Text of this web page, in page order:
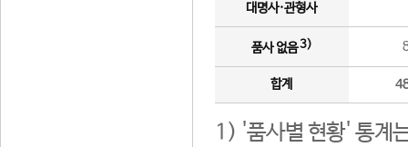
대명사·관형사
품사 없음3)
합계
1) '품사별 현황' 통계